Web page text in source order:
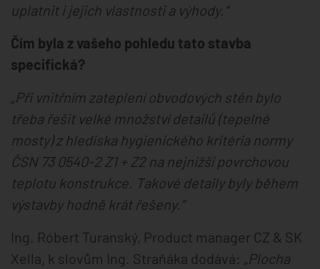
uplatnit i jejich vlastnosti a výhody.“
Čím byla z vašeho pohledu tato stavba
specifická?
„Při vnitřním zateplení obvodových stěn bylo
třeba řešit velké množství detailů (tepelné
mosty) z hlediska hygienického kritéria normy
ČSN 73 0540-2 ​​Z1 + Z2 na nejnižší povrchovou
teplotu konstrukce. Takové detaily byly během
výstavby hodně krát řešeny.“
Ing. Róbert Turanský, Product manager CZ & SK
Xella, k slovům Ing. Straňáka dodává: „Plocha